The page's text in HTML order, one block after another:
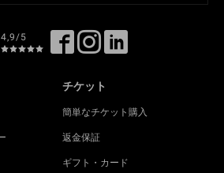
4,9/5
チケット
簡単なチケット購入
返金保証
ギフト・カード